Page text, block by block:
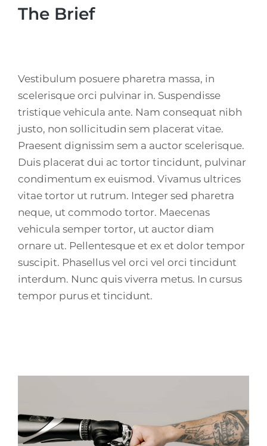
The Brief
Vestibulum posuere pharetra massa, in
scelerisque orci pulvinar in. Suspendisse
tristique vehicula ante. Nam consequat nibh
justo, non sollicitudin sem placerat vitae.
Praesent dignissim sem a auctor scelerisque.
Duis placerat dui ac tortor tincidunt, pulvinar
condimentum ex euismod. Vivamus ultrices
vitae tortor ut rutrum. Integer sed pharetra
neque, ut commodo tortor. Maecenas
vehicula semper tortor, ut auctor diam
ornare ut. Pellentesque et ex et dolor tempor
suscipit. Phasellus vel orci vel orci tincidunt
interdum. Nunc quis viverra metus. In cursus
tempor purus et tincidunt.